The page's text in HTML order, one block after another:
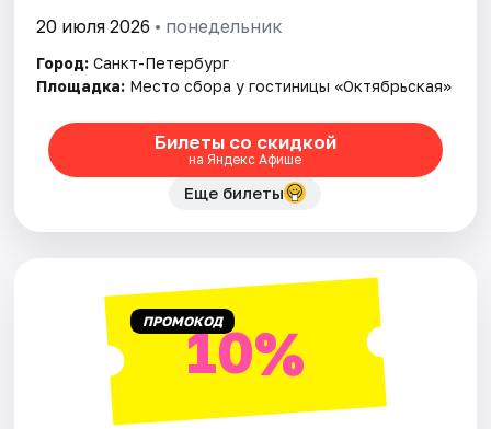
Артисты
Рейтинги
20 июля 2026 • понедельник
Город: Санкт-Петербург
Площадка: Место сбора у гостиницы «Октябрьская»
Билеты со скидкой
на Яндекс Афише
Еще билеты
ПРОМОКОД10%